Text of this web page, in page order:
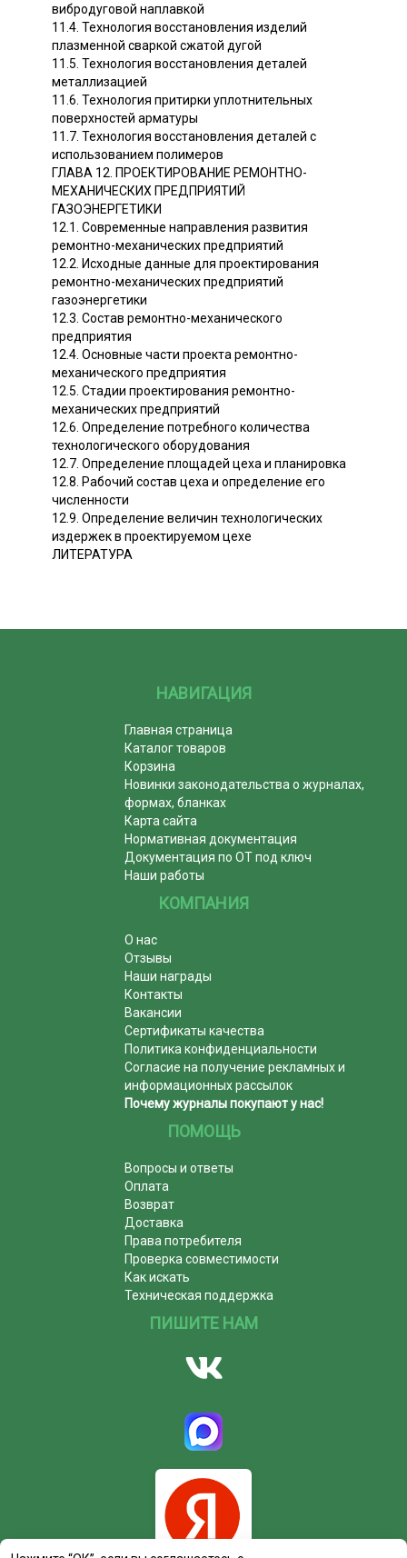
вибродуговой наплавкой
11.4. Технология восстановления изделий
плазменной сваркой сжатой дугой
11.5. Технология восстановления деталей
металлизацией
11.6. Технология притирки уплотнительных
поверхностей арматуры
11.7. Технология восстановления деталей с
использованием полимеров
ГЛАВА 12. ПРОЕКТИРОВАНИЕ РЕМОНТНО-
МЕХАНИЧЕСКИХ ПРЕДПРИЯТИЙ
ГАЗОЭНЕРГЕТИКИ
12.1. Современные направления развития
ремонтно-механических предприятий
12.2. Исходные данные для проектирования
ремонтно-механических предприятий
газоэнергетики
12.3. Состав ремонтно-механического
предприятия
12.4. Основные части проекта ремонтно-
механического предприятия
12.5. Стадии проектирования ремонтно-
механических предприятий
12.6. Определение потребного количества
технологического оборудования
12.7. Определение площадей цеха и планировка
12.8. Рабочий состав цеха и определение его
численности
12.9. Определение величин технологических
издержек в проектируемом цехе
ЛИТЕРАТУРА
НАВИГАЦИЯ
Главная страница
Каталог товаров
Корзина
Новинки законодательства о журналах,
формах, бланках
Карта сайта
Нормативная документация
Документация по ОТ под ключ
Наши работы
КОМПАНИЯ
О нас
Отзывы
Наши награды
Контакты
Вакансии
Сертификаты качества
Политика конфиденциальности
Согласие на получение рекламных и
информационных рассылок
Почему журналы покупают у нас!
ПОМОЩЬ
Вопросы и ответы
Оплата
Возврат
Доставка
Права потребителя
Проверка совместимости
Как искать
Техническая поддержка
ПИШИТЕ НАМ